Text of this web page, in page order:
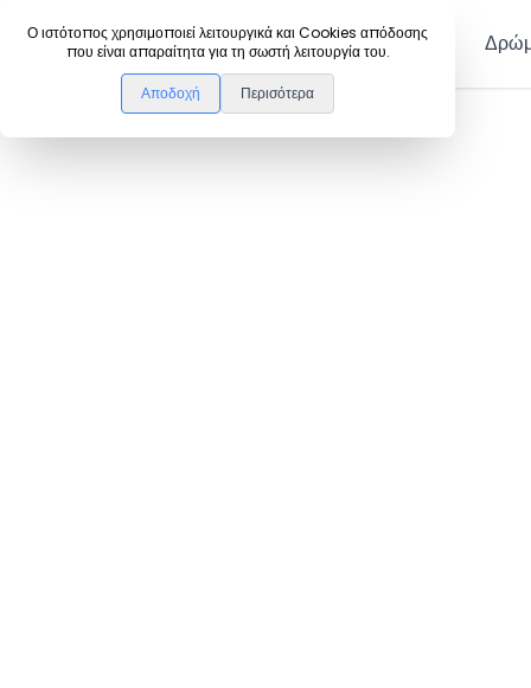
Ο ιστότοπος χρησιμοποιεί λειτουργικά και Cookies απόδοσης
που είναι απαραίτητα για τη σωστή λειτουργία του.
Αποδοχή Περισότερα
DanceLink Μέλη